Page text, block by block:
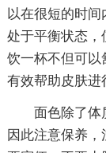
以在很短的时
处于平衡状态，
饮一杯不但可以
有效帮助皮肤进
面色除了体质
因此注意保养